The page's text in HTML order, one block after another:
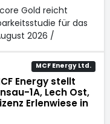
Gold reicht
für das
2026 /
MCF Energy Ltd.
Energy stellt
1A, Lech Ost,
Erlenwiese in